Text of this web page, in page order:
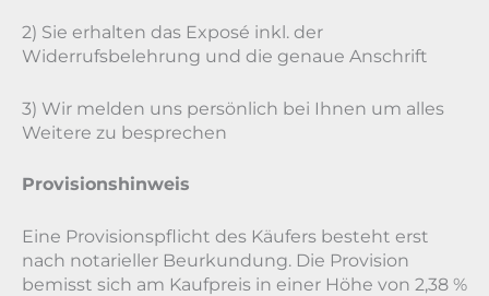
2) Sie erhalten das Exposé inkl. der
Widerrufsbelehrung und die genaue Anschrift
3) Wir melden uns persönlich bei Ihnen um alles
Weitere zu besprechen
Provisionshinweis
Eine Provisionspflicht des Käufers besteht erst
nach notarieller Beurkundung. Die Provision
bemisst sich am Kaufpreis in einer Höhe von 2,38 %